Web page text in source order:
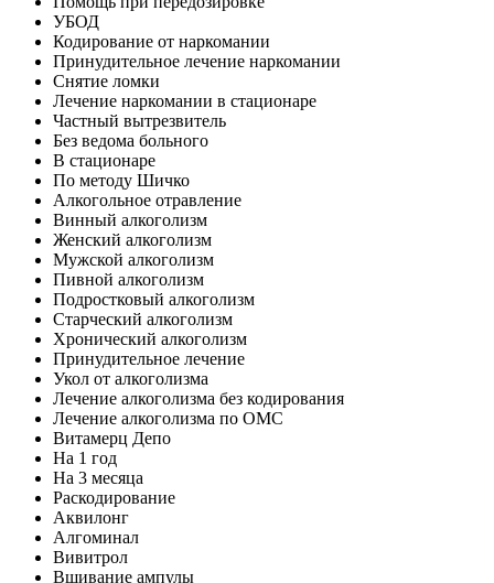
УБОД
Кодирование от наркомании
Принудительное лечение наркомании
Снятие ломки
Лечение наркомании в стационаре
Частный вытрезвитель
Без ведома больного
В стационаре
По методу Шичко
Алкогольное отравление
Винный алкоголизм
Женский алкоголизм
Мужской алкоголизм
Пивной алкоголизм
Подростковый алкоголизм
Старческий алкоголизм
Хронический алкоголизм
Принудительное лечение
Укол от алкоголизма
Лечение алкоголизма без кодирования
Лечение алкоголизма по ОМС
Витамерц Депо
На 1 год
На 3 месяца
Раскодирование
Аквилонг
Алгоминал
Вивитрол
Вшивание ампулы